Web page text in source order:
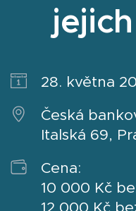
28. května
Česká
Italská 69,
Cena:
10 000 Kč